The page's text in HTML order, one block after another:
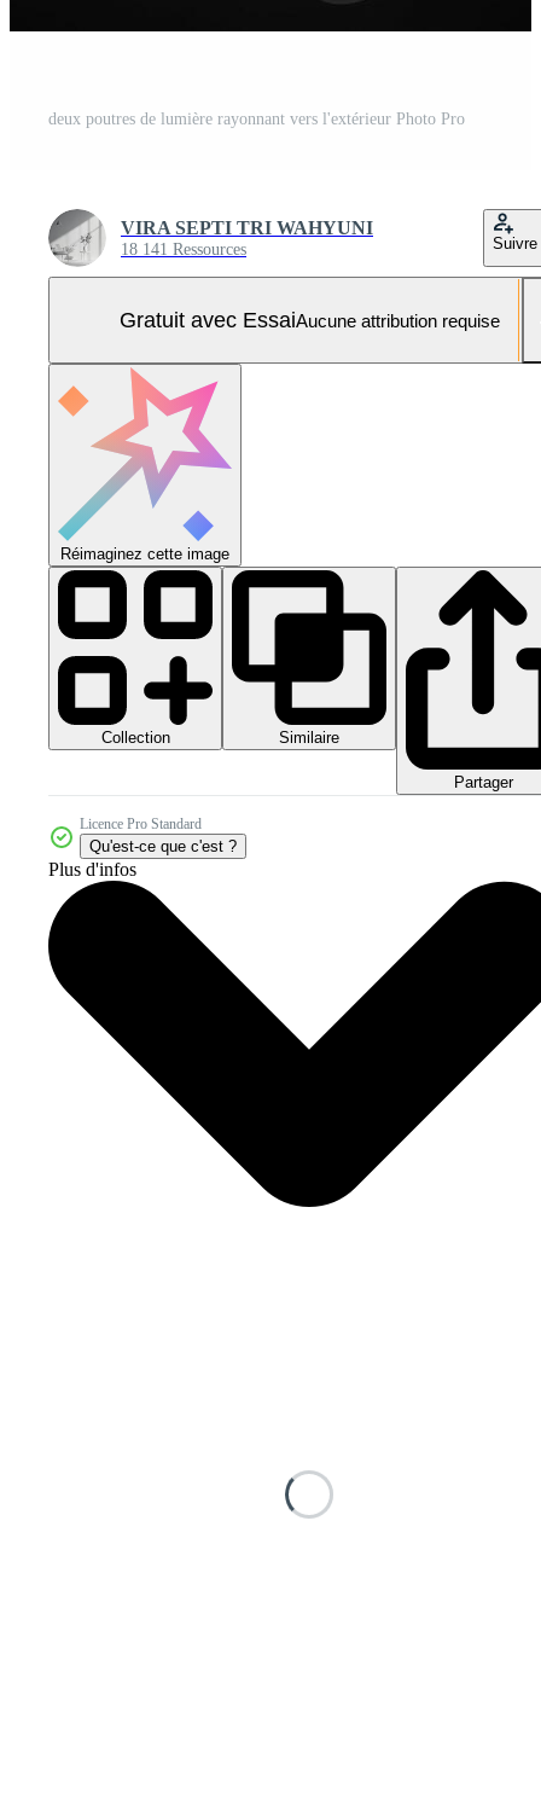
deux poutres de lumière rayonnant vers l'extérieur Photo Pro
VIRA SEPTI TRI WAHYUNI
18 141 Ressources Suivre
Gratuit avec EssaiAucune attribution requise
Réimaginez cette image
Collection Similaire
Partager
Licence Pro Standard
Qu'est-ce que c'est ?
Plus d'infos